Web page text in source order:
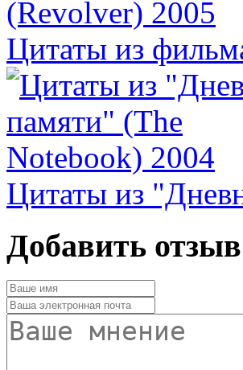
Цитаты из
Цитаты из
Добавить отзыв